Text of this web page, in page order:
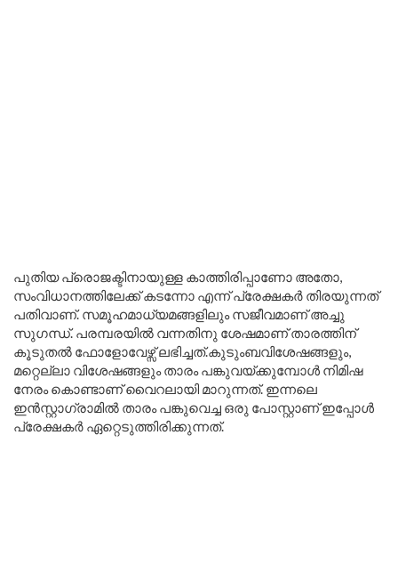
പുതിയ പ്രൊജക്ടിനായുള്ള കാത്തിരിപ്പാണോ അതോ,
സംവിധാനത്തിലേക്ക് കടന്നോ എന്ന് പ്രേക്ഷകർ തിരയുന്നത്
പതിവാണ്. സമൂഹമാധ്യമങ്ങളിലും സജീവമാണ് അച്ചു
സുഗന്ധ്. പരമ്പരയിൽ വന്നതിനു ശേഷമാണ് താരത്തിന്
കൂടുതൽ ഫോളോവേഴ്സ് ലഭിച്ചത്.കുടുംബവിശേഷങ്ങളും,
മറ്റെല്ലാ വിശേഷങ്ങളും താരം പങ്കുവയ്ക്കുമ്പോൾ നിമിഷ
നേരം കൊണ്ടാണ് വൈറലായി മാറുന്നത്. ഇന്നലെ
ഇൻസ്റ്റാഗ്രാമിൽ താരം പങ്കുവെച്ച ഒരു പോസ്റ്റാണ് ഇപ്പോൾ
പ്രേക്ഷകർ ഏറ്റെടുത്തിരിക്കുന്നത്.